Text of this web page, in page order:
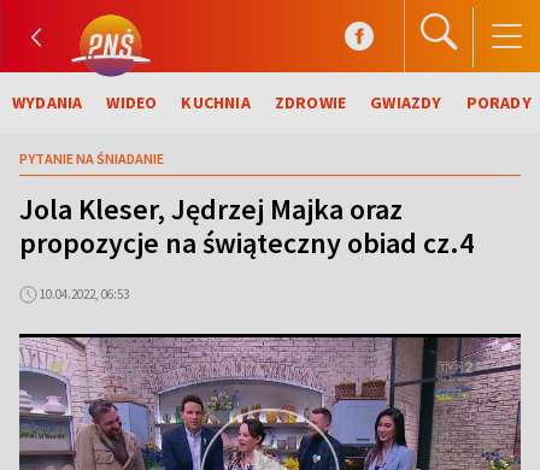
WYDANIA WIDEO KUCHNIA ZDROWIE GWIAZDY PORADY
PYTANIE NA ŚNIADANIE
Jola Kleser, Jędrzej Majka oraz
propozycje na świąteczny obiad cz.4
10.04.2022, 06:53